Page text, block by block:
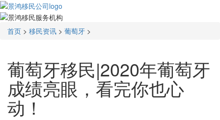
首页 > 移民资讯 > 葡萄牙 >
葡萄牙移民|2020年葡萄牙
成绩亮眼，看完你也心
动！